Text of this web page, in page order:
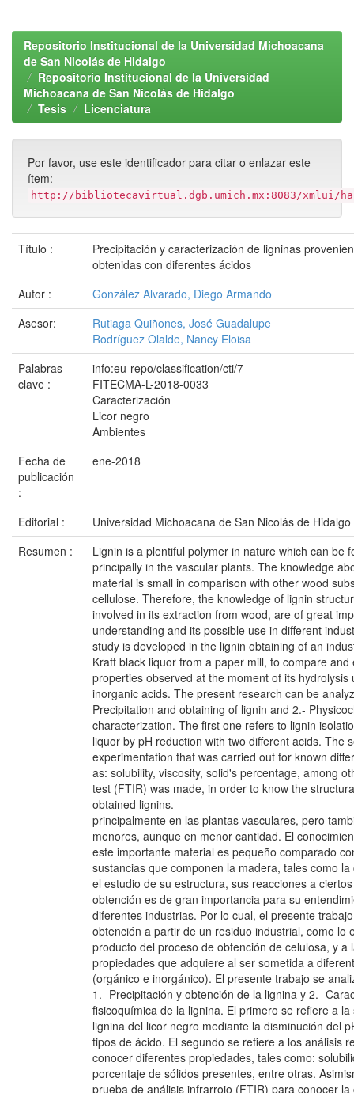
Repositorio Institucional de la Universidad Michoacana
de San Nicolás de Hidalgo
Repositorio Institucional de la Universidad
Michoacana de San Nicolás de Hidalgo
Tesis
Licenciatura
Por favor, use este identificador para citar o enlazar este
ítem:
http://bibliotecavirtual.dgb.umich.mx:8083/xmlui/
Título :
Precipitación y caracterización de ligninas
obtenidas con diferentes ácidos
Autor :
González Alvarado, Diego Armando
Asesor:
Rutiaga Quiñones, José Guadalupe
Rodríguez Olalde, Nancy Eloisa
Palabras
clave :
info:eu-repo/classification/cti/7
FITECMA-L-2018-0033
Caracterización
Licor negro
Ambientes
Fecha de
publicación
:
ene-2018
Editorial :
Universidad Michoacana de San Nicolás de Hidalgo
Resumen :
Lignin is a plentiful polymer in nature which can be
principally in the vascular plants. The knowledge
material is small in comparison with other wood
cellulose. Therefore, the knowledge of lignin
involved in its extraction from wood, are of great
understanding and its possible use in different
study is developed in the lignin obtaining of an
Kraft black liquor from a paper mill, to compare and
properties observed at the moment of its hydrolysis
inorganic acids. The present research can be
Precipitation and obtaining of lignin and 2.-
characterization. The first one refers to lignin
liquor by pH reduction with two different acids. The
experimentation that was carried out for known
as: solubility, viscosity, solid's percentage, among
test (FTIR) was made, in order to know the
obtained lignins.
principalmente en las plantas vasculares, pero
menores, aunque en menor cantidad. El
este importante material es pequeño comparado
sustancias que componen la madera, tales como
el estudio de su estructura, sus reacciones a
obtención es de gran importancia para su
diferentes industrias. Por lo cual, el presente
obtención a partir de un residuo industrial, como lo
producto del proceso de obtención de celulosa, y a
propiedades que adquiere al ser sometida a
(orgánico e inorgánico). El presente trabajo se
1.- Precipitación y obtención de la lignina y 2.-
fisicoquímica de la lignina. El primero se refiere a
lignina del licor negro mediante la disminución del
tipos de ácido. El segundo se refiere a los análisis
conocer diferentes propiedades, tales como:
porcentaje de sólidos presentes, entre otras.
prueba de análisis infrarrojo (FTIR) para conocer la